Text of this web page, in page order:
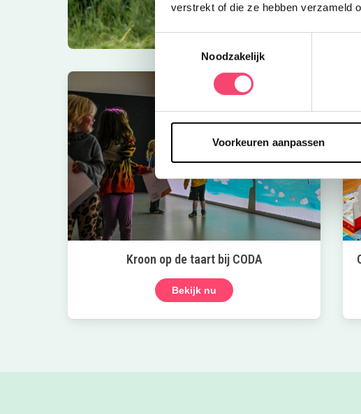
verstrekt of die ze hebben verzameld
Toestemmingsselectie
Noodzakelijk
Voorkeuren aanpassen
Kroon op de taart bij CODA
Bekijk nu